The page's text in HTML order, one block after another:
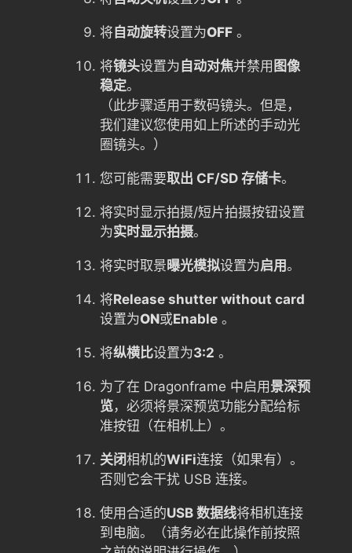
将自动旋转设置为OFF 。
将镜头设置为自动对焦并禁用 图像
稳定。
（此步骤适用于数码镜头。但是，
我们建议您使用如上所述的手动光
圈镜头。）
您可能需要取出 CF/SD 存储卡。
将实时显示拍摄/短片拍摄按钮设置
为实时显示拍摄。
将实时取景曝光模拟设置为启用。
将Release shutter without card
设置为ON或Enable 。
将纵横比设置为3:2 。
为了在 Dragonframe 中启用景深预
览，必须将景深预览功能分配给标
准按钮（在相机上）。
关闭相机的WiFi连接（如果有）。
否则它会干扰 USB 连接。
使用合适的USB 数据线将相机连接
到电脑。（请务必在此操作前按照